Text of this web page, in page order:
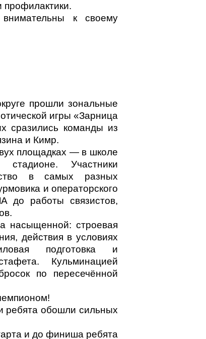
профилактики.
к своему
прошли зональные
игры «Зарница
сразились команды из
и Кимр.
площадках — в школе
Участники
в самых разных
и операторского
до работы связистов,
насыщенной: строевая
действия в условиях
подготовка и
Кульминацией
по пересечённой
ребята обошли сильных
и до финиша ребята